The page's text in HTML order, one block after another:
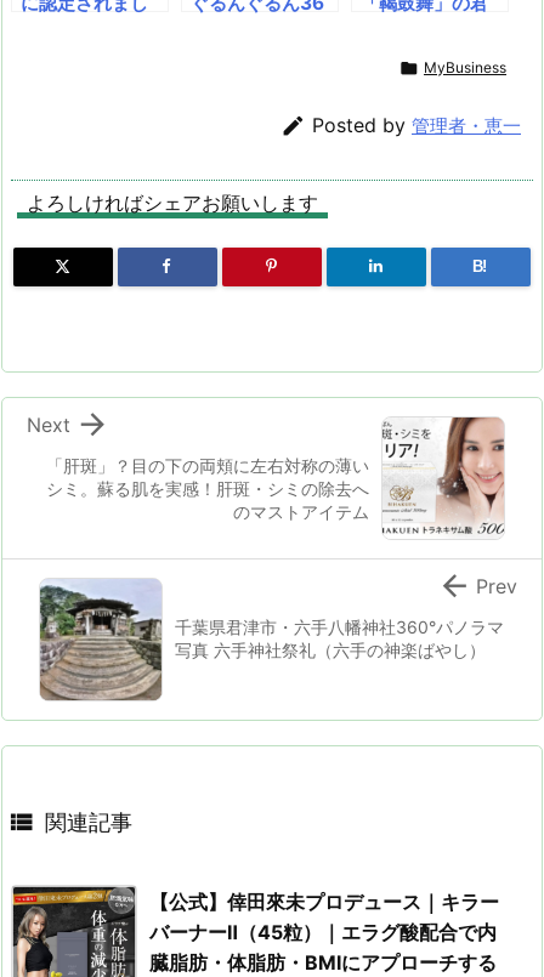
を目指してご活躍
ください。
地・神社仏閣・公
どの360パノラ
マ写真(グルン36
三島神社を分祀し
ています
 MyBusiness
 Posted by 管理者・恵一
よろしければシェアお願いします
B!
「肝斑」？目の下の両頬に左右対称の薄い
シミ。蘇る肌を実感！肝斑・シミの除去へ
のマストアイテム

Next
千葉県君津市・六手八幡神社360°パノラマ
写真 六手神社祭礼（六手の神楽ばやし）
 Prev
 関連記事
【公式】倖田來未プロデュース｜キラー
バーナーⅡ（45粒）｜エラグ酸配合で内
臓脂肪・体脂肪・BMIにアプローチする